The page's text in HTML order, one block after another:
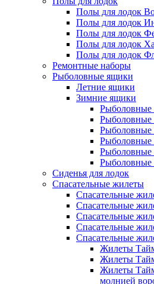
Полы для лодок
Полы для лодок
Полы для лодок
Полы для лодок
Полы для лодок
Ремонтные наборы
Рыболовные ящики
Летние ящики
Зимние ящики
Рыболовные
Рыболовные
Рыболовные
Рыболовные
Сиденья для лодок
Спасательные жилеты
Спасательные
Спасательные
Спасательные
Спасательные
Спасательные
Жилеты
Жилеты
Жилеты
молнией